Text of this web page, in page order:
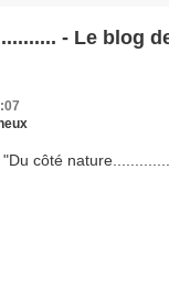
- Le blog